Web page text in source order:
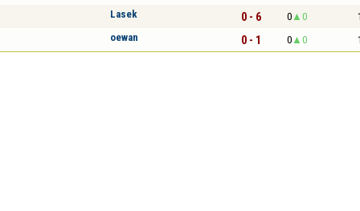
Lasek 0 - 6 0 0
oewan
0 - 1 0 0